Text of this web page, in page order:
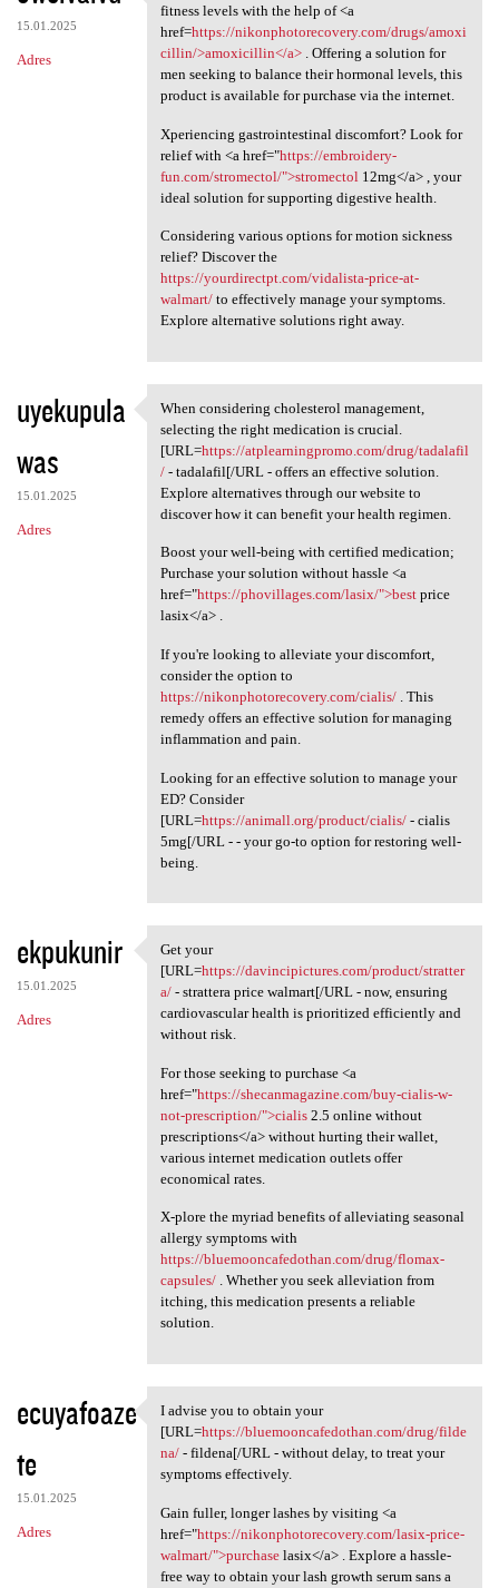
15.01.2025
Adres
Regain your vitality and
fitness levels with the help of <a
href=https://nikonphotorecovery.com/drugs/amoxi
cillin/>amoxicillin</a>. Offering a solution for
men seeking to balance their hormonal levels, this
product is available for purchase via the internet.
Xperiencing gastrointestinal discomfort? Look for
relief with <a href="https://embroidery-
fun.com/stromectol/">stromectol 12mg</a> , your
ideal solution for supporting digestive health.
Considering various options for motion sickness
relief? Discover the
https://yourdirectpt.com/vidalista-price-at-
walmart/to effectively manage your symptoms.
Explore alternative solutions right away.
uyekupula
was
15.01.2025
Adres
When considering cholesterol
When considering cholesterol management,
selecting the right medication is crucial.
[URL=https://atplearningpromo.com/drug/tadalafil
/- tadalafil[/URL - offers an effective solution.
Explore alternatives through our website to
discover how it can benefit your health regimen.
Boost your well-being with certified medication;
Purchase your solution without hassle <a
href="https://phovillages.com/lasix/">bestprice
lasix</a> .
If you're looking to alleviate your discomfort,
consider the option to
https://nikonphotorecovery.com/cialis/. This
remedy offers an effective solution for managing
inflammation and pain.
Looking for an effective solution to manage your
ED? Consider
[URL=https://animall.org/product/cialis/- cialis
5mg[/URL - - your go-to option for restoring well-
being.
ekpukunir
15.01.2025
Adres
Get your [URL=https:/
Get your
[URL=https://davincipictures.com/product/stratter
a/- strattera price walmart[/URL - now, ensuring
cardiovascular health is prioritized efficiently and
without risk.
For those seeking to purchase <a
href="https://shecanmagazine.com/buy-cialis-w-
not-prescription/">cialis2.5 online without
prescriptions</a> without hurting their wallet,
various internet medication outlets offer
economical rates.
X-plore the myriad benefits of alleviating seasonal
allergy symptoms with
https://bluemooncafedothan.com/drug/flomax-
capsules/. Whether you seek alleviation from
itching, this medication presents a reliable
solution.
ecuyafoaze
te
15.01.2025
Adres
I advise you to obtain your
I advise you to obtain your
[URL=https://bluemooncafedothan.com/drug/filde
na/- fildena[/URL - without delay, to treat your
symptoms effectively.
Gain fuller, longer lashes by visiting <a
href="https://nikonphotorecovery.com/lasix-price-
walmart/">purchaselasix</a> . Explore a hassle-
free way to obtain your lash growth serum sans a